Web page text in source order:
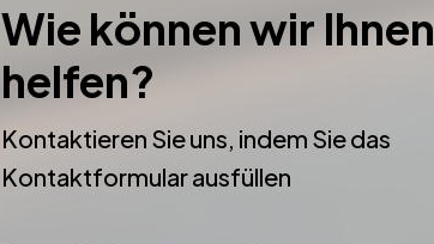
Wie können wir Ihnen
helfen?
Kontaktieren Sie uns, indem Sie das
Kontaktformular ausfüllen